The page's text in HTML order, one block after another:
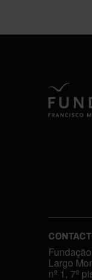
Largo
nº 1, 7º